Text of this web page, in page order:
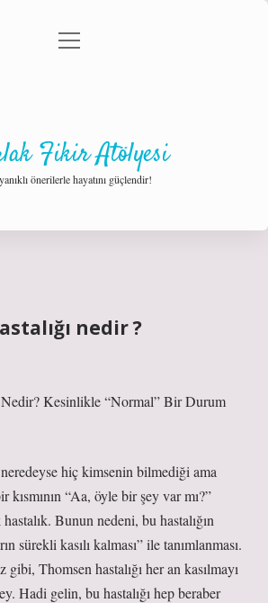
Gizlilik Politikası
menüyü
Fikir Atölyesi
önerilerle hayatını güçlendir!
nedir ?
Nedir? Kesinlikle “Normal” Bir Durum
neredeyse hiç kimsenin bilmediği ama
kısmının “Aa, öyle bir şey var mı?”
Bunun nedeni, bu hastalığın
sürekli kasılı kalması” ile tanımlanması.
Thomsen hastalığı her an kasılmayı
Hadi gelin, bu hastalığı hep beraber